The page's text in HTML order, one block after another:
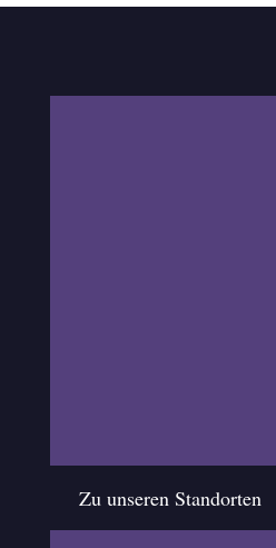
Zu unseren Standorten